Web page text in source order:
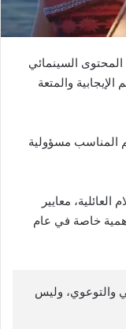
المحتوى السينمائي
الإيجابية والمتعة
المناسب مسؤولية
معايير
خاصة في عام
والتوعوي، وليس